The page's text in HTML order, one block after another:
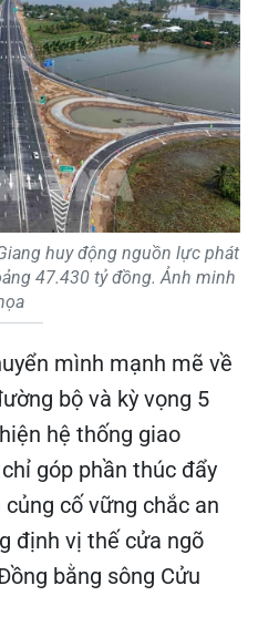
huy động nguồn lực phát
47.430 tỷ đồng. Ảnh minh
mình mạnh mẽ về
bộ và kỳ vọng 5
hệ thống giao
góp phần thúc đẩy
cố vững chắc an
định vị thế cửa ngõ
bằng sông Cửu